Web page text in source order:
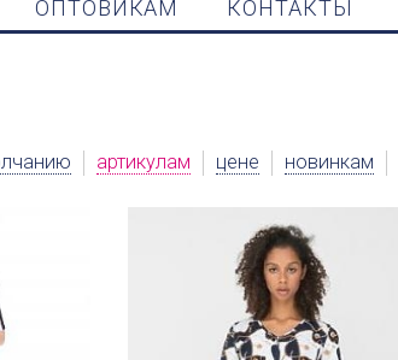
ОПТОВИКАМ КОНТАКТЫ
артикулам цене новинкам